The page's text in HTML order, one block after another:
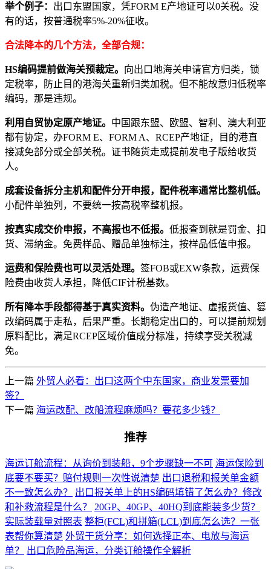
举个例子： 出口东盟国家，凭FORM E产地证可以0关税。没
有的话，按普通税率5%-20%征收。
合法降本的几个方法，全部合规：
HS编码提前做海关预裁定。 向出口地海关申请官方归类，锁
定税率，防止目的港海关重新归类加税。但不能故意归低税率
编码，那是违规。
利用自贸协定原产地证。 中国跟东盟、欧盟、智利、澳大利亚
都有协定，办FORM E、FORM A、RCEP产地证，目的港直
接减免部分或全部关税。证书随货走或提前发电子版给收货
人。
成套设备拆分主机和配件分开申报，配件税率通常比整机低。
小配件单独列，不要统一按高税率整机报。
按真实成交价申报，不高报也不低报。 低报查到就是罚金、扣
货、滞纳金。免费样品、赠品单独标注，按样品低值申报。
运费和保险费也可以灵活处理。 签FOB或EXW条款，运费保
险费由收货人承担，降低CIF计税基数。
所有降本手段都得基于真实资料。 伪造产地证、虚报货值、篡
改编码属于走私，后果严重。长期稳定出口的，可以提前规划
原料配比，满足RCEP区域价值成分标准，持续享受关税减
免。
上一篇 外贸人必看：出口这两个中东国家，商业发票要加
签？
下一篇 海运改配、改船流程麻烦吗？要花多少钱？
推荐
海运订舱流程：从询价到装船，9个步骤缺一不可 海运保险到
底要不要买？赔付规则一次性说清楚 出口退税和报关单金额
不一致怎么办？
出口报关单上的HS编码填错了怎么办？修改
和补救流程是什么？
20GP、40GP、40HQ到底能装多少货？
实际装载量对照表 整柜(FCL)和拼箱(LCL)到底怎么选？一张
表帮你算清楚 外贸干货分享：如何选择正本、电放与海运
单？
出口危险品海运，分类订舱操作全解析